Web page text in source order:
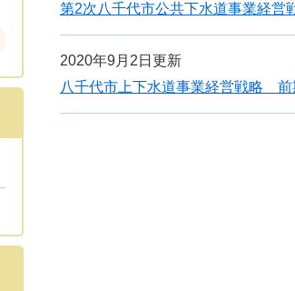
第2次八千代市公共下水道事業経
2020年9月2日更新
八千代市上下水道事業経営戦略 前